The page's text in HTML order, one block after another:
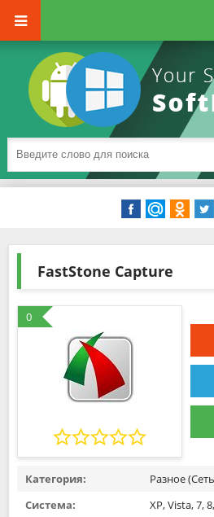
FastStone Capture
0
Категория:
Разное
Система:
XP, Vista, 7,